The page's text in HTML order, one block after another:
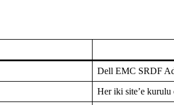
Dell EMC SRDF
Her iki site’e kurulu